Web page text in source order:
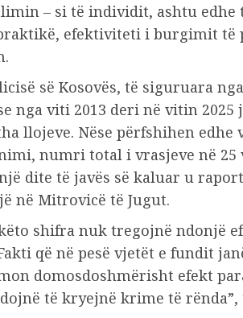
– si të individit, ashtu edhe
efektiviteti i burgimit të
së Kosovës, të siguruara
nga viti 2013 deri në vitin 2025
llojeve. Nëse përfshihen edhe
numri total i vrasjeve në 25
dite të javës së kaluar u
në Mitrovicë të Jugut.
shifra nuk tregojnë ndonjë
që në pesë vjetët e fundit
domosdoshmërisht efekt
të kryejnë krime të rënda”,